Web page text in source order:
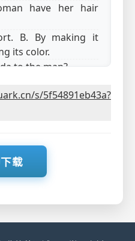
have her hair
B. By making it
its color.
to the man?
go to work today?
her daughter.
小题 1.5 分，满分
s/5f54891eb43a?
载